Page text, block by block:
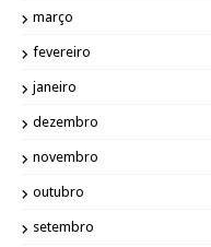
março
fevereiro
janeiro
dezembro
novembro
outubro
setembro